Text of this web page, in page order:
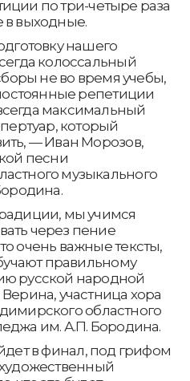
по три-четыре раза
в выходные.
нашего
колоссальный
не во время учебы,
репетиции
максимальный
который
— Иван Морозов,
песни
музыкального
мы учимся
через пение
очень важные тексты,
правильному
русской народной
участница хора
областного
им. А.П. Бородина.
в финал, под грифом